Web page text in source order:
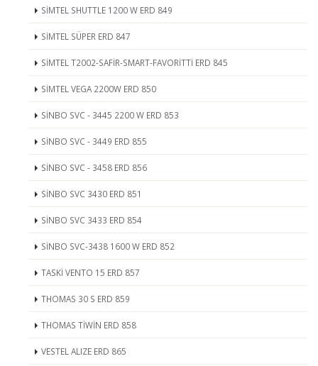
SİMTEL SHUTTLE 1200 W ERD 849
SİMTEL SÜPER ERD 847
SİMTEL T2002-SAFİR-SMART-FAVORİTTİ ERD 845
SİMTEL VEGA 2200W ERD 850
SİNBO SVC - 3445 2200 W ERD 853
SİNBO SVC - 3449 ERD 855
SİNBO SVC - 3458 ERD 856
SİNBO SVC 3430 ERD 851
SİNBO SVC 3433 ERD 854
SİNBO SVC-3438 1600 W ERD 852
TASKİ VENTO 15 ERD 857
THOMAS 30 S ERD 859
THOMAS TİWİN ERD 858
VESTEL ALIZE ERD 865